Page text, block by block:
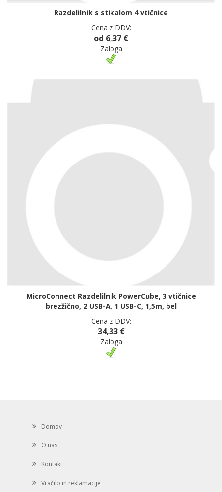
Razdelilnik s stikalom 4 vtičnice
Cena z DDV:
od 6,37 €
Zaloga
MicroConnect Razdelilnik PowerCube, 3 vtičnice
brezžično, 2 USB-A, 1 USB-C, 1,5m, bel
Cena z DDV:
34,33 €
Zaloga
Domov
O nas
Kontakt
Vračilo in reklamacije